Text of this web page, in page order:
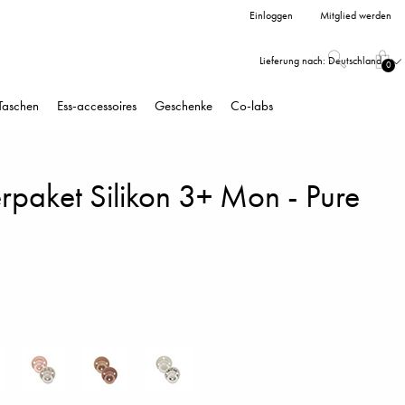
Einloggen Mitglied werden
Lieferung nach: Deutschland 0
Ess-accessoires Geschenke Co-labs
Silikon 3+ Mon - Pure